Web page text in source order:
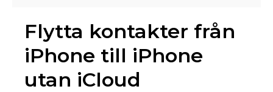
Flytta kontakter från
iPhone till iPhone
utan iCloud